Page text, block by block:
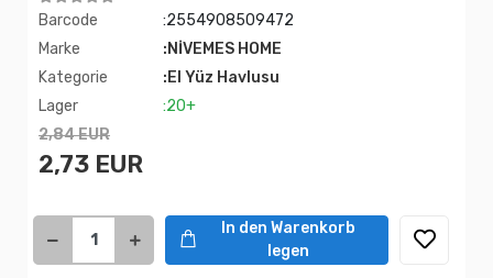
Barcode
:2554908509472
Marke
:NİVEMES HOME
Kategorie
:El Yüz Havlusu
Lager
:20+
2,84 EUR
2,73 EUR
In den Warenkorb
legen